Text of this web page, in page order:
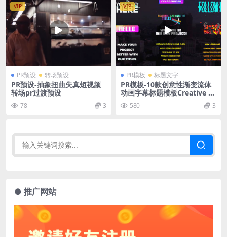
VIP
PR预设 转场预设
PR预设-抽象扭曲失真短视频
转场pr过渡预设
78 3
VIP
PR模板 标题文字
PR模板-10款创意性渐变流体
动画字幕标题模板Creative G
580 3
● 推广网站